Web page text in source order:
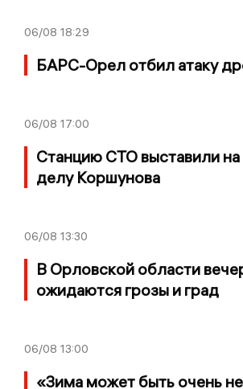
06/08 18:29
БАРС-Орел отбил атаку
06/08 17:00
Станцию СТО выставили на
делу Коршунова
06/08 13:30
В Орловской области
ожидаются грозы и град
06/08 13:00
«Зима может быть очень